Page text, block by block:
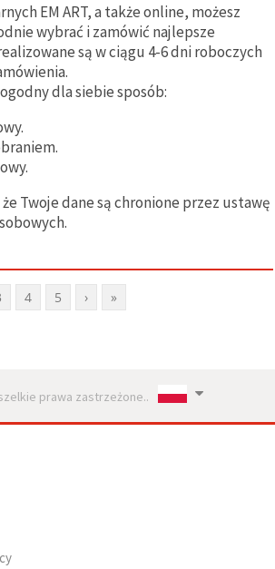
EM ART, a także online, możesz
wybrać i zamówić najlepsze
są w ciągu 4-6 dni roboczych
dla siebie sposób:
Twoje dane są chronione przez ustawę
4 5 › »
prawa zastrzeżone..